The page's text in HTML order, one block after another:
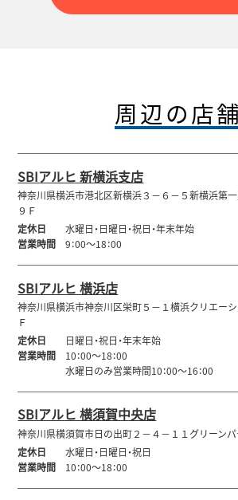
周辺の店舗
SBIアルヒ 新横浜支店
神奈川県横浜市港北区新横浜３－６－５新横浜第
９Ｆ
定休日
水曜日・日曜日・祝日・年末年始
営業時間
9：00～18：00
SBIアルヒ 横浜店
神奈川県横浜市神奈川区栄町５－１横浜クリエー
Ｆ
定休日
日曜日・祝日・年末年始
営業時間
10：00～18：00
水曜日のみ営業時間10：00～16：00
SBIアルヒ 横須賀中央店
神奈川県横須賀市日の出町２－４－１１グリーン
定休日
水曜日・日曜日・祝日
営業時間
10：00～18：00